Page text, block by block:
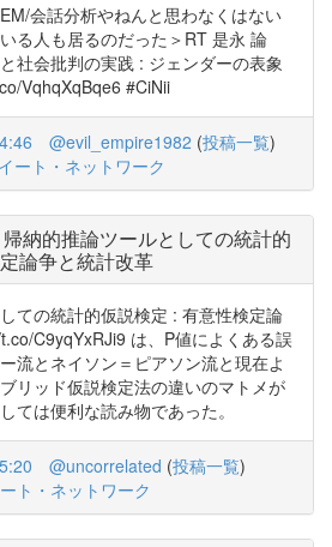
会話分析やねんと思わなくはない
る人も居るのだった＞RT 是永 論
社会批判の実践 : ジェンダーの表象
VqhqXqBqe6 #CiNii
@evil_empire1982 (投稿一覧)
ート・ネットワーク
帰納的推論ツールとしての統計的
論争と統計改革
ての統計的仮説検定 : 有意性検定論
C9yqYxRJi9 は、P値によくある誤
流とネイソン＝ピアソン流と現在よ
リッド仮説検定法の違いのマトメが
ては便利な読み物であった。
@uncorrelated (投稿一覧)
ト・ネットワーク